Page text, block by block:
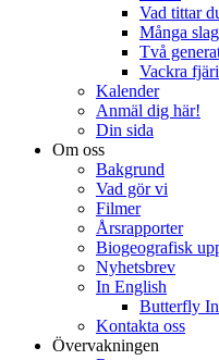
Vad tittar
Många
Två
Vackra
Kalender
Anmäl dig här!
Din sida
Om oss
Bakgrund
Vad gör vi
Filmer
Årsrapporter
Biogeografisk
Nyhetsbrev
In English
Butterfly
Kontakta oss
Övervakningen